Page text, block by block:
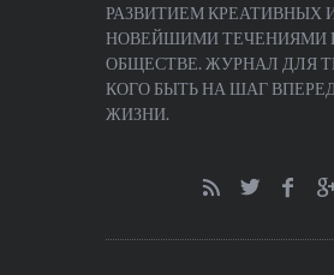
РАЗВИТИЕМ КРЕАТИВНЫХ
НОВЕЙШИМИ ТЕЧЕНИЯМИ
ОБЩЕСТВЕ. ЖУРНАЛ ДЛЯ
КОГО БЫТЬ НА ШАГ
ЖИЗНИ.